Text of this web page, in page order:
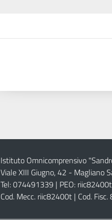
Istituto Omnicomprensivo
Viale XIII Giugno, 42 - Magliano
Tel: 074491339 | PEO:
Cod. Mecc. riic82400t | Cod.